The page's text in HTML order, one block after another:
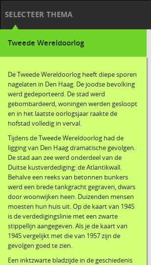
SELECTEER THEMA
Tweede Wereldoorlog
De Tweede Wereldoorlog heeft diepe sporen
nagelaten in Den Haag. De joodse bevolking
werd gedeporteerd. De stad werd
gebombardeerd, woningen werden gesloopt
en in het laatste oorlogsjaar raakte de
hofstad volledig in verval.
Tijdens de Tweede Wereldoorlog had de
ligging van Den Haag dramatische gevolgen.
De stad aan zee werd onderdeel van de
Duitse kustverdediging: de Atlantikwall.
Behalve een reeks van betonnen bunkers
werd een brede tankgracht gegraven, dwars
door woonwijken heen. Duizenden mensen
moesten hun huis uit. Op de kaart van 1945
is de verdedigingslinie met een zwarte
stippellijn aangegeven. Als je de kaart van
1945 vergelijkt met die van 1957 zijn de
gevolgen goed te zien.
Een inktzwarte bladzijde in de geschiedenis